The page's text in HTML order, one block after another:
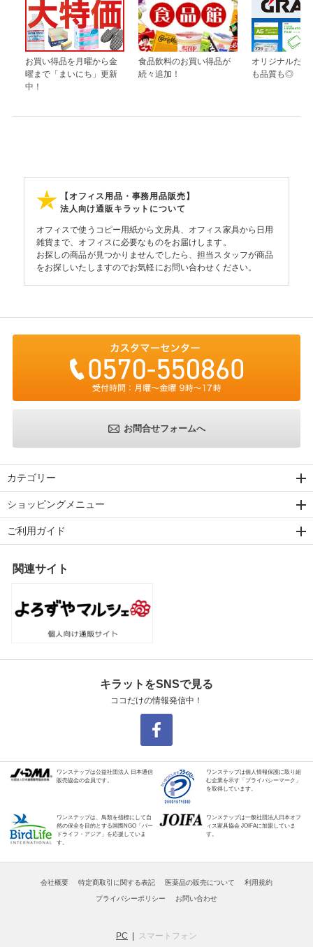
お買い得品を月曜から金
曜まで「まいにち」更新
中！
食品飲料のお買い得品が
続々追加！
オリジナルだか
も品質も◎
【オフィス用品・事務用品販売】
法人向け通販キラットについて
オフィスで使うコピー用紙から文房具、オフィス家具から日用
雑貨まで、オフィスに必要なものをお届けします。
お探しの商品が見つかりませんでしたら、担当スタッフが商品
をお探しいたしますのでお気軽にお問い合わせください。
お問合せフォームへ
カテゴリー
ショッピングメニュー
ご利用ガイド
関連サイト
キラットをSNSで見る
ココだけの情報発信中！
ワンステップは公益社団法人 日本通信
販売協会の会員です。
ワンステップは個人情報保護に取り組
む企業を示す「プライバシーマーク」
を取得しています。
ワンステップは、鳥類を指標にして自
然の保全を目的とする国際NGO「バー
ドライフ・アジア」を応援していま
す。
ワンステップは一般社団法人日本オフ
ィス家具協会 JOIFAに加盟していま
す。
会社概要 特定商取引に関する表記 医薬品の販売について 利用規約
プライバシーポリシー お問い合わせ
PC スマートフォン